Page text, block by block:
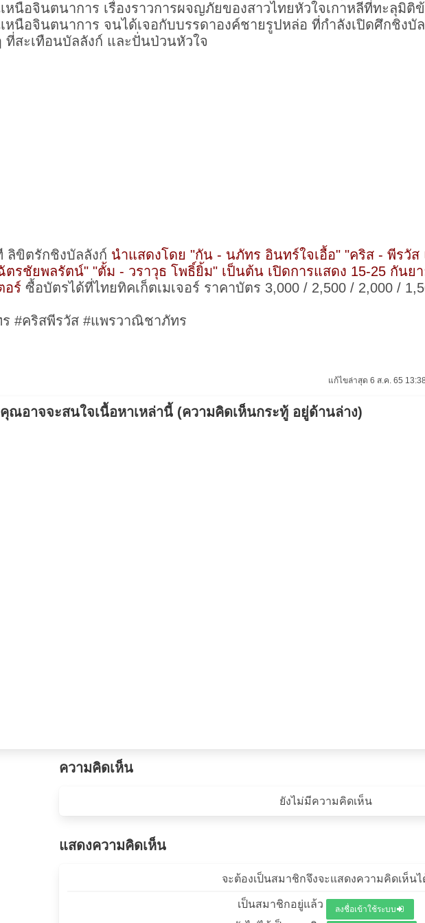
หนือจินตนาการ เรื่องราวการผจญภัยของสาวไทยหัวใจเกาหลีที่ทะลุมิ
หนือจินตนาการ จนได้เจอกับบรรดาองค์ชายรูปหล่อ ที่กำลังเปิดศึกชิงบั
ที่สะเทือนบัลลังก์ และปั่นป่วนหัวใจ
ลิขิตรักชิงบัลลังก์ นำแสดงโดย "กัน - นภัทร อินทร์ใจเอื้อ" "คริส - พีรวั
ตรชัยพลรัตน์" "ตั้ม - วราวุธ โพธิ์ยิ้ม" เป็นต้น เปิดการแสดง 15-25 กันย
อร์ ซื้อบัตรได้ที่ไทยทิคเก็ตเมเจอร์ ราคาบัตร 3,000 / 2,500 / 2,000 /
#คริสพีรวัส #แพรวาณิชาภัทร
แก้ไขล่าสุด 6 ส.ค. 65
คุณอาจจะสนใจเนื้อหาเหล่านี้ (ความคิดเห็นกระทู้ อยู่ด้านล่าง)
ความคิดเห็น
ยังไม่มีความคิดเห็น
แสดงความคิดเห็น
จะต้องเป็นสมาชิกจึงจะแสดงความคิดเห็นไ
เป็นสมาชิกอยู่แล้ว ลงชื่อเข้าใช้ระบบ